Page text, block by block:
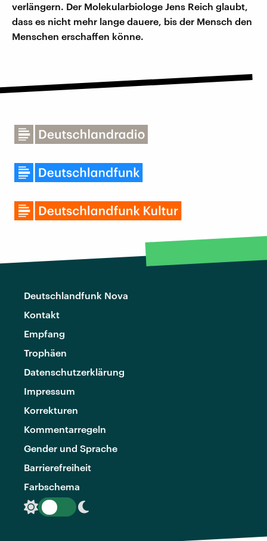
verlängern. Der Molekularbiologe Jens Reich glaubt,
dass es nicht mehr lange dauere, bis der Mensch den
Menschen erschaffen könne.
Deutschlandfunk Nova
Kontakt
Empfang
Trophäen
Datenschutzerklärung
Impressum
Korrekturen
Kommentarregeln
Gender und Sprache
Barrierefreiheit
Farbschema